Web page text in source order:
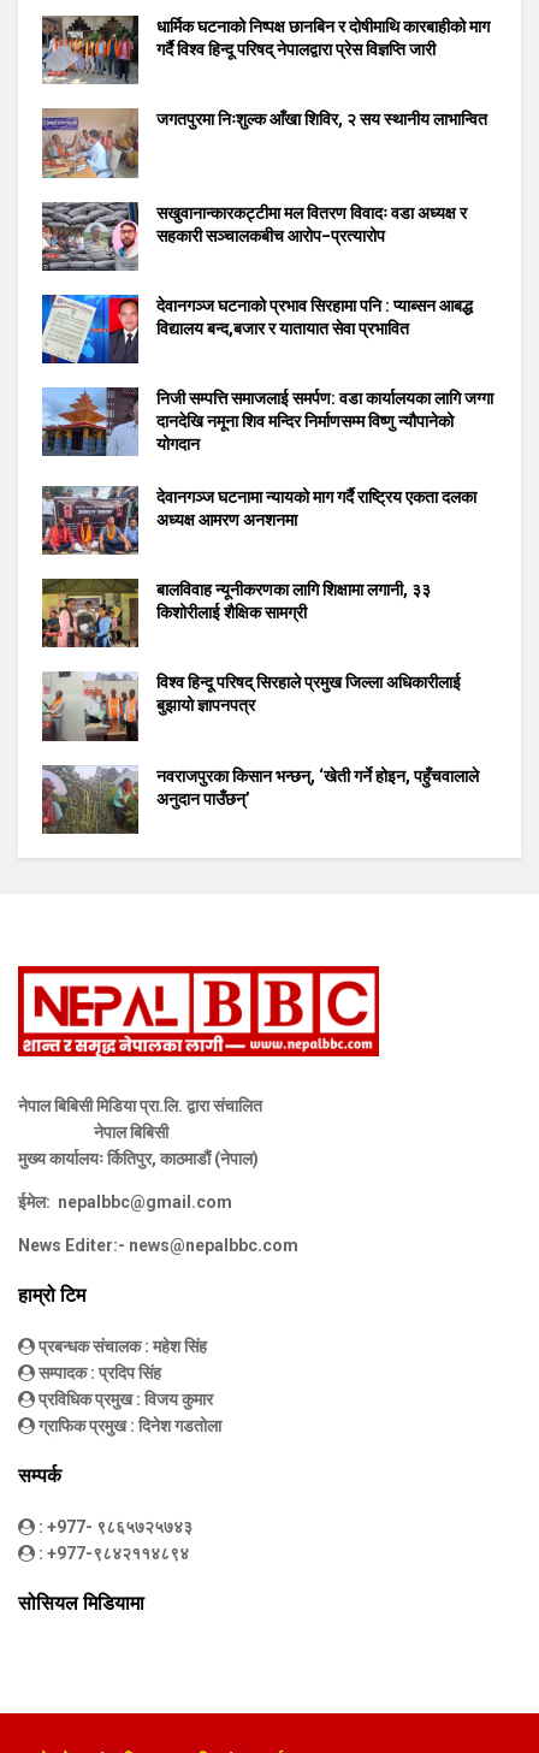
धार्मिक घटनाको निष्पक्ष छानबिन र दोषीमाथि कारबाहीको माग
गर्दै विश्व हिन्दू परिषद् नेपालद्वारा प्रेस विज्ञप्ति जारी
जगतपुरमा निःशुल्क आँखा शिविर, २ सय स्थानीय लाभान्वित
सखुवानान्कारकट्टीमा मल वितरण विवादः वडा अध्यक्ष र
सहकारी सञ्चालकबीच आरोप–प्रत्यारोप
देवानगञ्ज घटनाको प्रभाव सिरहामा पनि : प्याब्सन आबद्ध
विद्यालय बन्द,बजार र यातायात सेवा प्रभावित
निजी सम्पत्ति समाजलाई समर्पण: वडा कार्यालयका लागि जग्गा
दानदेखि नमूना शिव मन्दिर निर्माणसम्म विष्णु न्यौपानेको
योगदान
देवानगञ्ज घटनामा न्यायको माग गर्दै राष्ट्रिय एकता दलका
अध्यक्ष आमरण अनशनमा
बालविवाह न्यूनीकरणका लागि शिक्षामा लगानी, ३३
किशोरीलाई शैक्षिक सामग्री
विश्व हिन्दू परिषद् सिरहाले प्रमुख जिल्ला अधिकारीलाई
बुझायो ज्ञापनपत्र
नवराजपुरका किसान भन्छन्, ‘खेती गर्ने होइन, पहुँचवालाले
अनुदान पाउँछन्’
नेपाल बिबिसी मिडिया प्रा.लि. द्वारा संचालित
नेपाल बिबिसी
मुख्य कार्यालयः र्कितिपुर, काठमाडौं (नेपाल)
ईमेल: nepalbbc@gmail.com
News Editer:- news@nepalbbc.com
हाम्रो टिम
प्रबन्धक संचालक: महेश सिंह
सम्पादक: प्रदिप सिंह
प्रविधिक प्रमुख: विजय कुमार
ग्राफिक प्रमुख: दिनेश गडतोला
सम्पर्क
: +977- ९८६५७२५७४३
: +977-९८४२११४८९४
सोसियल मिडियामा